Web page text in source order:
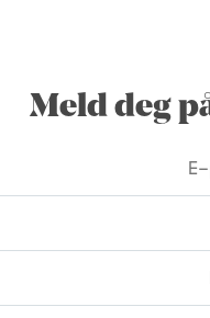
Meld deg